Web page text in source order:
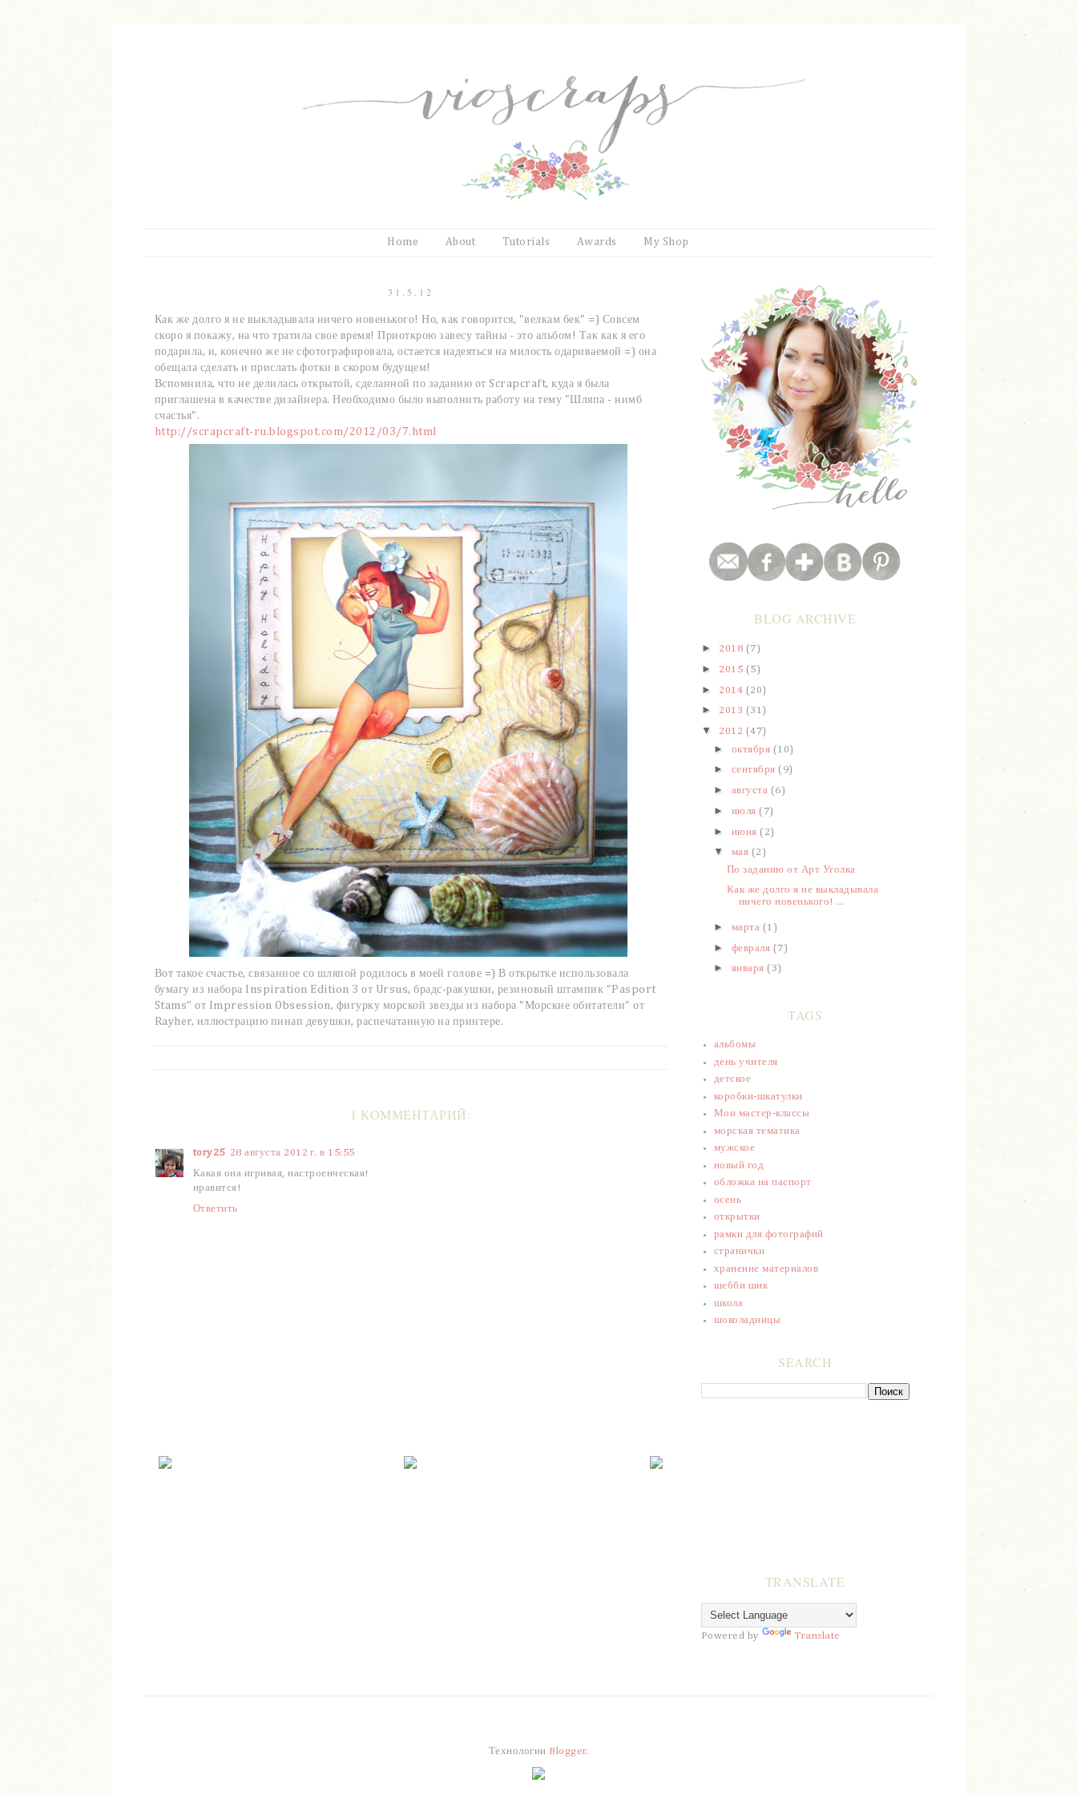
Home About Tutorials Awards My Shop
31.5.12
Как же долго я не выкладывала ничего новенького! Но, как говорится, "велкам бек" =) Совсем
скоро я покажу, на что тратила свое время! Приоткрою завесу тайны - это альбом! Так как я его
подарила, и, конечно же не сфотографировала, остается надеяться на милость одариваемой =) она
обещала сделать и прислать фотки в скором будущем!
Вспомнила, что не делилась открытой, сделанной по заданию от Scrapcraft, куда я была
приглашена в качестве дизайнера. Необходимо было выполнить работу на тему "Шляпа - нимб
счастья".
http://scrapcraft-ru.blogspot.com/2012/03/7.html
Вот такое счастье, связанное со шляпой родилось в моей голове =) В открытке использовала
бумагу из набора Inspiration Edition 3 от Ursus, брадс-ракушки, резиновый штампик "Pasport
Stams" от Impression Obsession, фигурку морской звезды из набора "Морские обитатели" от
Rayher, иллюстрацию пинап девушки, распечатанную на принтере.
1 КОММЕНТАРИЙ:
tory25 28 августа 2012 г. в 15:55
Какая она игривая, настроенческая!
нравится!
Ответить
BLOG ARCHIVE
► 2018 (7)
► 2015 (5)
► 2014 (20)
► 2013 (31)
▼ 2012 (47)
► октября (10)
► сентября (9)
► августа (6)
► июля (7)
► июня (2)
▼ мая (2)
По заданию от Арт Уголка
Как же долго я не выкладывала
ничего новенького! ...
► марта (1)
► февраля (7)
► января (3)
TAGS
альбомы
день учителя
детское
коробки-шкатулки
Мои мастер-классы
морская тематика
мужское
новый год
обложка на паспорт
осень
открытки
рамки для фотографий
странички
хранение материалов
шебби шик
школа
шоколадницы
SEARCH
TRANSLATE
Powered by Translate
Технологии Blogger.